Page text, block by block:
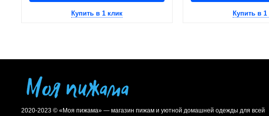
Купить в 1 клик Купить в 1
2020-2023 © «Моя пижама» — магазин пижам и уютной домашней одежды для всей